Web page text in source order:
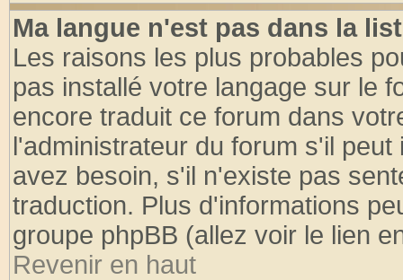
Ma langue n'est pas dans la
Les raisons les plus probables
pas installé votre langage sur le
encore traduit ce forum dans
l'administrateur du forum s'il
avez besoin, s'il n'existe pas
traduction. Plus d'informations
groupe phpBB (allez voir le lien
Revenir en haut